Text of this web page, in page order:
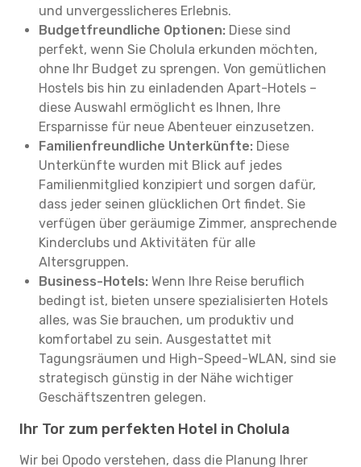
und unvergesslicheres Erlebnis.
Budgetfreundliche Optionen: Diese sind
perfekt, wenn Sie Cholula erkunden möchten,
ohne Ihr Budget zu sprengen. Von gemütlichen
Hostels bis hin zu einladenden Apart-Hotels –
diese Auswahl ermöglicht es Ihnen, Ihre
Ersparnisse für neue Abenteuer einzusetzen.
Familienfreundliche Unterkünfte: Diese
Unterkünfte wurden mit Blick auf jedes
Familienmitglied konzipiert und sorgen dafür,
dass jeder seinen glücklichen Ort findet. Sie
verfügen über geräumige Zimmer, ansprechende
Kinderclubs und Aktivitäten für alle
Altersgruppen.
Business-Hotels: Wenn Ihre Reise beruflich
bedingt ist, bieten unsere spezialisierten Hotels
alles, was Sie brauchen, um produktiv und
komfortabel zu sein. Ausgestattet mit
Tagungsräumen und High-Speed-WLAN, sind sie
strategisch günstig in der Nähe wichtiger
Geschäftszentren gelegen.
Ihr Tor zum perfekten Hotel in Cholula
Wir bei Opodo verstehen, dass die Planung Ihrer